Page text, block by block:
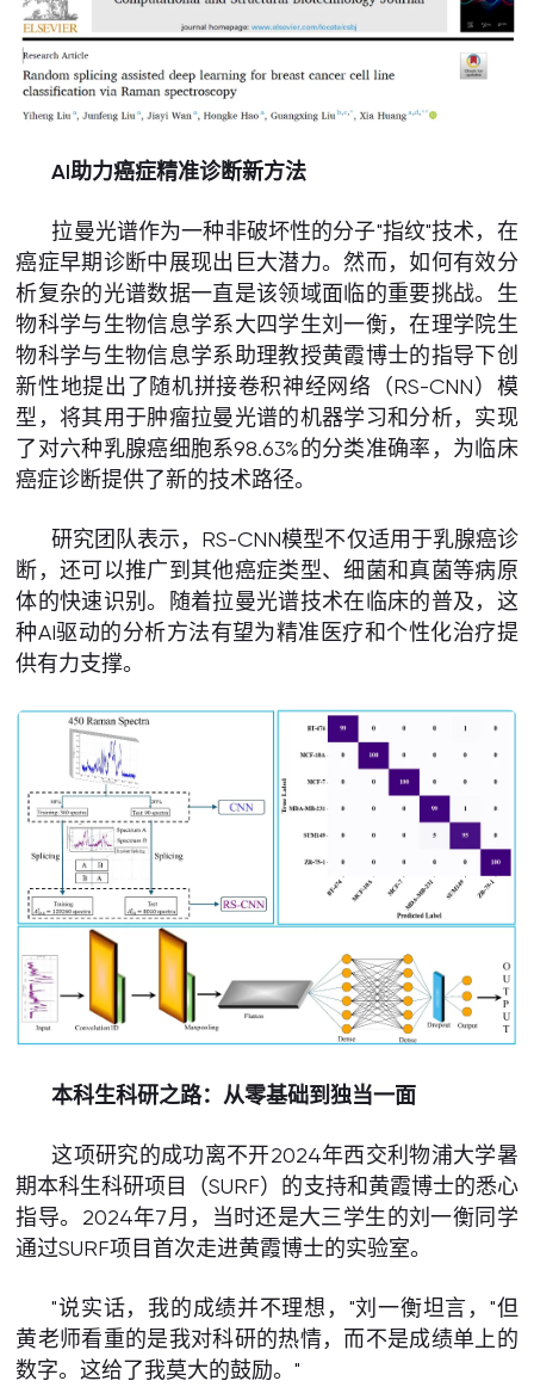
AI助力癌症精准诊断新方法
拉曼光谱作为一种非破坏性的分子"指纹"技术，在
癌症早期诊断中展现出巨大潜力。然而，如何有效分
析复杂的光谱数据一直是该领域面临的重要挑战。生
物科学与生物信息学系大四学生刘一衡，在理学院生
物科学与生物信息学系助理教授黄霞博士的指导下创
新性地提出了随机拼接卷积神经网络（RS-CNN）模
型，将其用于肿瘤拉曼光谱的机器学习和分析，实现
了对六种乳腺癌细胞系98.63%的分类准确率，为临床
癌症诊断提供了新的技术路径。
研究团队表示，RS-CNN模型不仅适用于乳腺癌诊
断，还可以推广到其他癌症类型、细菌和真菌等病原
体的快速识别。随着拉曼光谱技术在临床的普及，这
种AI驱动的分析方法有望为精准医疗和个性化治疗提
供有力支撑。
本科生科研之路：从零基础到独当一面
这项研究的成功离不开2024年西交利物浦大学暑
期本科生科研项目（SURF）的支持和黄霞博士的悉心
指导。2024年7月，当时还是大三学生的刘一衡同学
通过SURF项目首次走进黄霞博士的实验室。
"说实话，我的成绩并不理想，"刘一衡坦言，"但
黄老师看重的是我对科研的热情，而不是成绩单上的
数字。这给了我莫大的鼓励。"